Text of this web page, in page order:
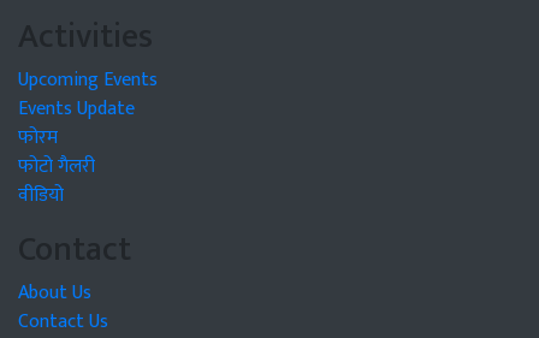
Activities
Upcoming Events
Events Update
फोरम
फोटो गैलरी
वीडियो
Contact
About Us
Contact Us